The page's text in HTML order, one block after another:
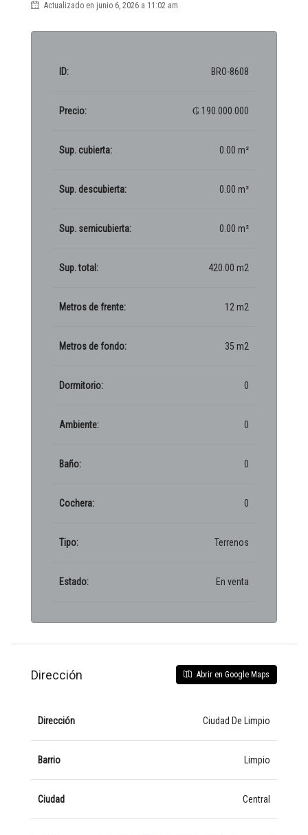
Actualizado en junio 6, 2026 a 11:02 am
ID: BRO-8608
Precio: ₲ 190.000.000
Sup. cubierta: 0.00 m²
Sup. descubierta: 0.00 m²
Sup. semicubierta: 0.00 m²
Sup. total: 420.00 m2
Metros de frente: 12 m2
Metros de fondo: 35 m2
Dormitorio: 0
Ambiente: 0
Baño: 0
Cochera: 0
Tipo: Terrenos
Estado: En venta
Dirección Abrir en Google Maps
Dirección Ciudad De Limpio
Barrio Limpio
Ciudad Central